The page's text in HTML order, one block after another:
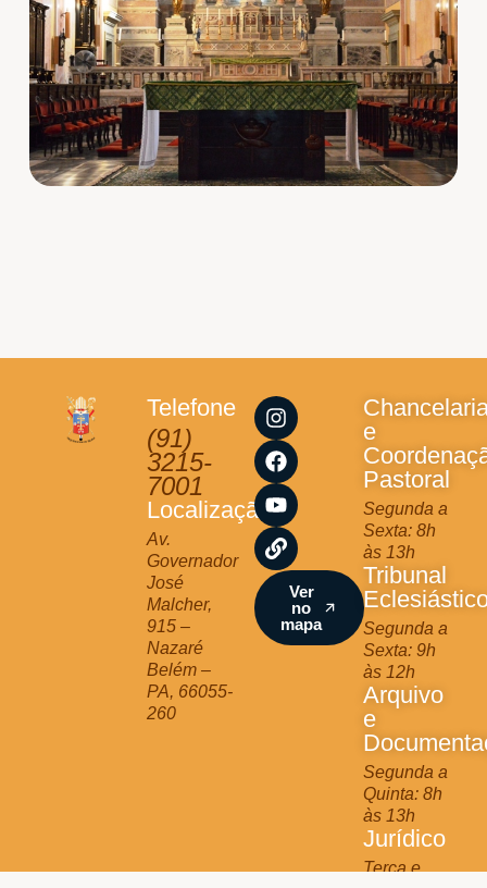
Telefone
(91)
3215-
7001
Localização
Av.
Governador
José
Malcher,
915 –
Nazaré
Belém –
PA, 66055-
260
I
n
s
t
a
g
r
a
m
F
a
c
e
b
o
o
k
Y
o
u
t
u
b
e
L
i
n
k
Ver
no
mapa
e
Pastoral
Segunda a
Sexta: 8h
às 13h
Tribunal
Segunda a
Sexta: 9h
às 12h
Arquivo
e
Segunda a
Quinta: 8h
às 13h
Jurídico
Terça e